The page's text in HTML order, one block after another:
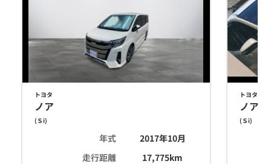
トヨタ
ノア
( Ｓi)
年式
2017年10月
走行距離
17,775km
トヨタ
ノア
( Ｓi)